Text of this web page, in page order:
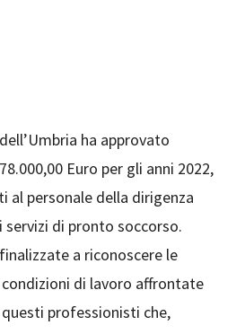
ha approvato
Euro per gli anni 2022,
al personale della dirigenza
servizi di pronto soccorso.
a riconoscere le
di lavoro affrontate
professionisti che,